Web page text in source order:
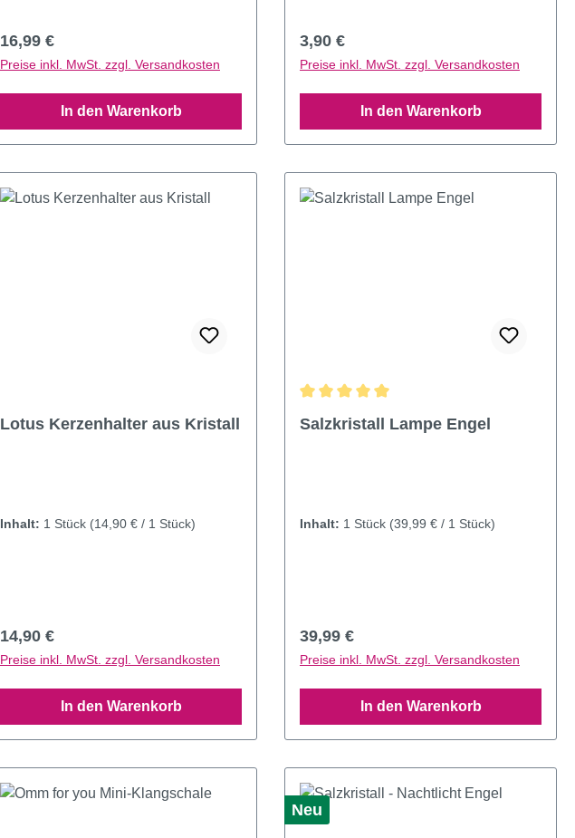
Regulärer Preis:
16,99 €
Preise inkl. MwSt. zzgl. Versandkosten
In den Warenkorb
Regulärer Preis:
3,90 €
Preise inkl. MwSt. zzgl. Versandkosten
In den Warenkorb
Lotus Kerzenhalter aus Kristall
Inhalt: 1 Stück (14,90 € / 1 Stück)
Regulärer Preis:
14,90 €
Preise inkl. MwSt. zzgl. Versandkosten
In den Warenkorb
Salzkristall Lampe Engel
Inhalt: 1 Stück (39,99 € / 1 Stück)
Regulärer Preis:
39,99 €
Preise inkl. MwSt. zzgl. Versandkosten
In den Warenkorb
Neu